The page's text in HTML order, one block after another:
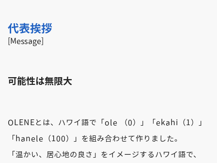
代表挨拶
[Message]
可能性は無限大
OLENEとは、ハワイ語で「ole （0）」「ekahi（1）」
「hanele（100）」を組み合わせて作りました。
「温かい、居心地の良さ」をイメージするハワイ語で、